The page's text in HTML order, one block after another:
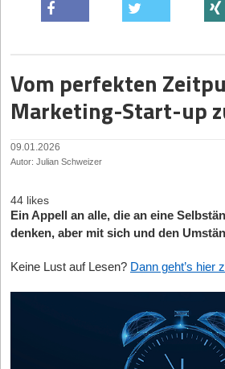
Vom perfekten
Marketing-Start-up
09.01.2026
Autor: Julian Schweizer
44 likes
Ein Appell an alle, die an eine
denken, aber mit sich und den
Keine Lust auf Lesen? Dann geht’s hier